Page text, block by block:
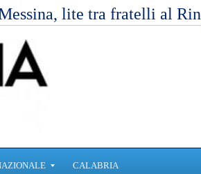
lite tra fratelli al
CALABRIA